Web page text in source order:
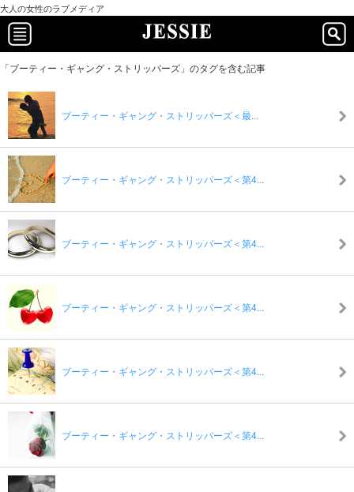
大人の女性のラブメディア
「ブーティー・ギャング・ストリッパーズ」のタグを含む記事
ブーティー・ギャング・ストリッパーズ＜最...
ブーティー・ギャング・ストリッパーズ＜第4...
ブーティー・ギャング・ストリッパーズ＜第4...
ブーティー・ギャング・ストリッパーズ＜第4...
ブーティー・ギャング・ストリッパーズ＜第4...
ブーティー・ギャング・ストリッパーズ＜第4...